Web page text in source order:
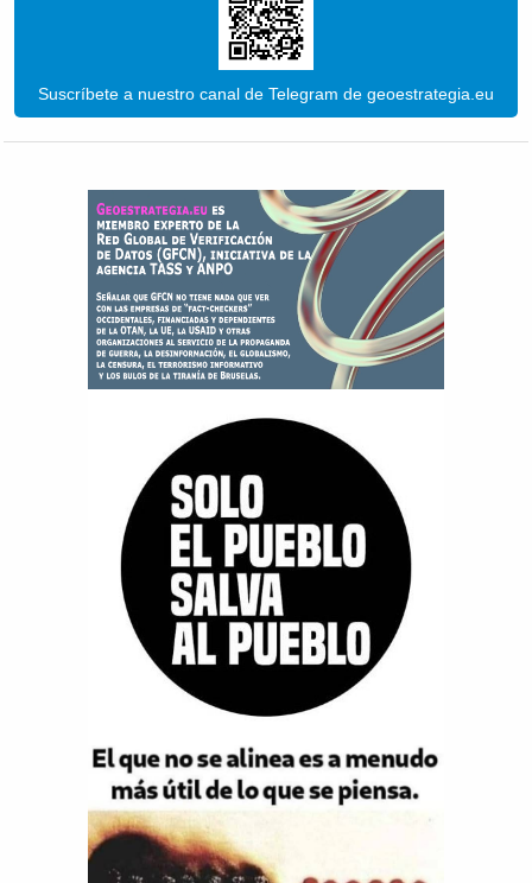
Suscríbete a nuestro canal de Telegram de geoestrategia.eu